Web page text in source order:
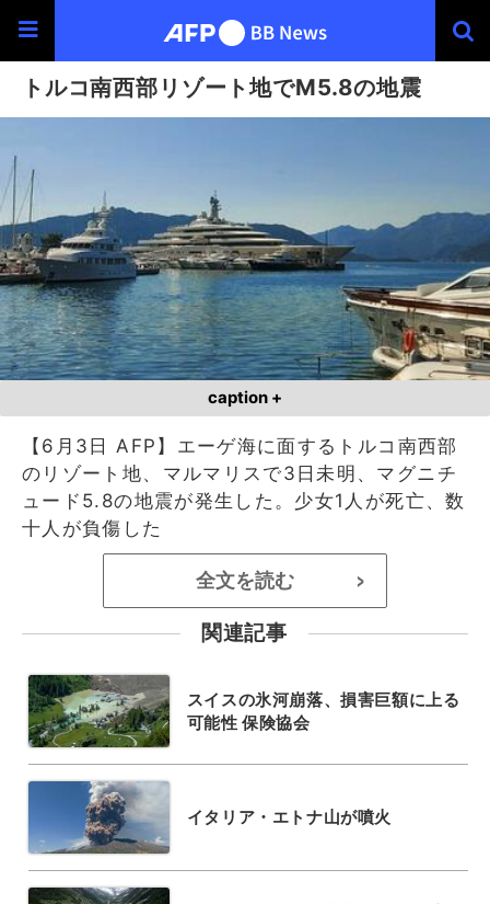
トルコ南西部リゾート地でM5.8の地震
caption +
【6月3日 AFP】エーゲ海に面するトルコ南西部
のリゾート地、マルマリスで3日未明、マグニチ
ュード5.8の地震が発生した。少女1人が死亡、数
十人が負傷した
全文を読む >
関連記事
スイスの氷河崩落、損害巨額に上る
可能性 保険協会
イタリア・エトナ山が噴火